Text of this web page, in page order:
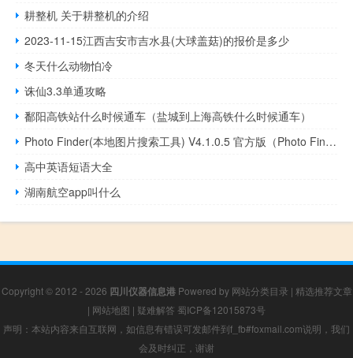
耕整机 关于耕整机的介绍
2023-11-15江西吉安市吉水县(大球盖菇)的报价是多少
冬天什么动物怕冷
诛仙3.3单通攻略
鄱阳高铁站什么时候通车（盐城到上海高铁什么时候通车）
Photo Finder(本地图片搜索工具) V4.1.0.5 官方版（Photo Finder(本地图片搜索工具) V4.1.0.5 官方版功能简介）
高中英语短语大全
湖南航空app叫什么
Copyright © 2012 - 2026 四川仪器信息港Powered by 网站分类目录 | 精选推荐文章
| 网站地图 | 疑难解答 蜀ICP备12015873号
声明：本站内容来自互联网，如信息有错误可发邮件到f_fb#foxmail.com说明，我们
会及时纠正，谢谢